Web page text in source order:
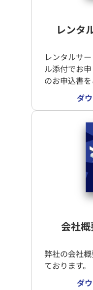
レンタ
レンタルサ
ル添付でお
のお申込書を
ダ
会社
弊社の会社
ております。
ダ